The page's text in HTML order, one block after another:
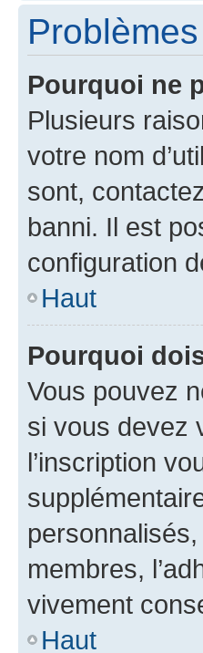
Pourquoi ne
Plusieurs
votre nom
sont,
banni. Il est
configuration
Haut
Pourquoi
Vous pouvez
si vous devez
l’inscription
membres,
vivement
Haut